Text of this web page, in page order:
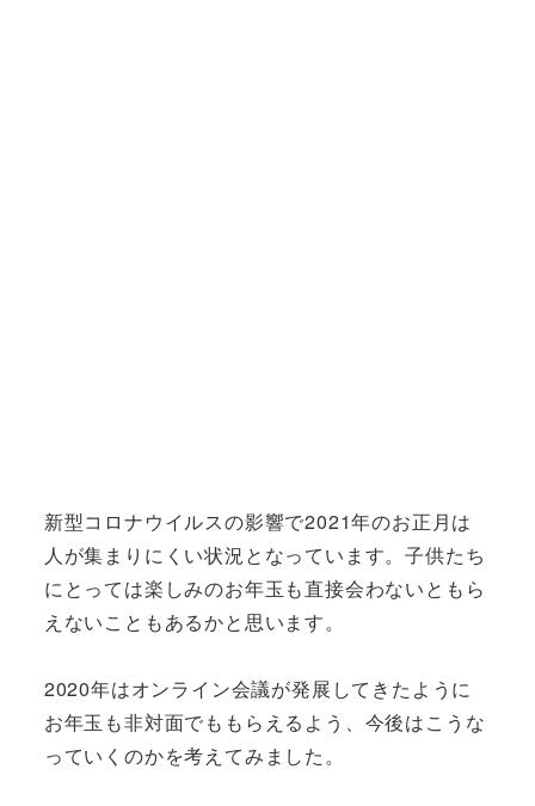
新型コロナウイルスの影響で2021年のお正月は
人が集まりにくい状況となっています。子供たち
にとっては楽しみのお年玉も直接会わないともら
えないこともあるかと思います。
2020年はオンライン会議が発展してきたように
お年玉も非対面でももらえるよう、今後はこうな
っていくのかを考えてみました。